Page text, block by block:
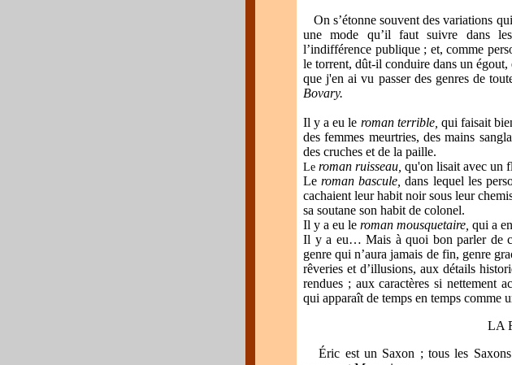
On s’étonne souvent des variations
une mode qu’il faut suivre dans
l’indifférence publique ; et, comme
le torrent, dût-il conduire dans un
que j'en ai vu passer des genres de
Bovary.
Il y a eu le roman terrible, qui faisait
des femmes meurtries, des mains
des cruches et de la paille.
Le roman ruisseau, qu'on lisait avec un
Leroman bascule,dans lequel les
cachaient leur habit noir sous leur
sa soutane son habit de colonel.
Il y a eu le roman mousquetaire, qui a
Il y a eu… Mais à quoi bon parler de
genre qui n’aura jamais de fin, genre
rêveries et d’illusions, aux détails
rendues ; aux caractères si nettement
qui apparaît de temps en temps
LA
Éric est un Saxon ; tous les Saxons